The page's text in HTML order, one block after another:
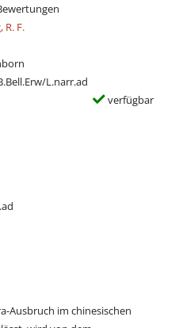
diesem Verfasser
R. F.
L.narr.ad
verfügbar
Ausbruch im chinesischen